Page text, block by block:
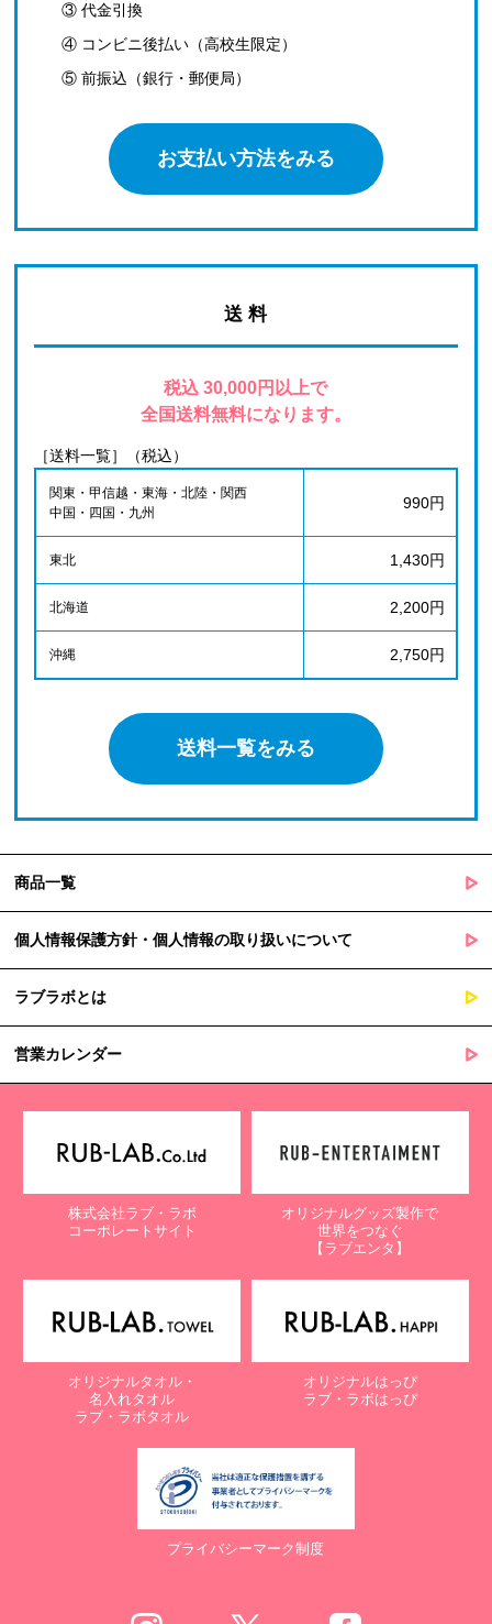
③ 代金引換
④ コンビニ後払い（高校生限定）
⑤ 前振込（銀行・郵便局）
お支払い方法をみる
送 料
税込 30,000円以上で
全国送料無料になります。
［送料一覧］（税込）
関東・甲信越・東海・北陸・関西
中国・四国・九州
990円
東北 1,430円
北海道 2,200円
沖縄 2,750円
送料一覧をみる
商品一覧
個人情報保護方針・個人情報の取り扱いについて
ラブラボとは
営業カレンダー
株式会社ラブ・ラボ
コーポレートサイト
オリジナルグッズ製作で
世界をつなぐ
【ラブエンタ】
オリジナルタオル・
名入れタオル
ラブ・ラボタオル
オリジナルはっぴ
ラブ・ラボはっぴ
プライバシーマーク制度